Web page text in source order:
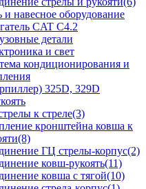
и навесное оборудование
CAT С4.2
детали
и свет
кондиционирования и
325D, 329D
к стреле(3)
кронштейна ковша к
ГЦ стрелы-корпус(2)
ковш-рукоять(11)
ковша с тягой(10)